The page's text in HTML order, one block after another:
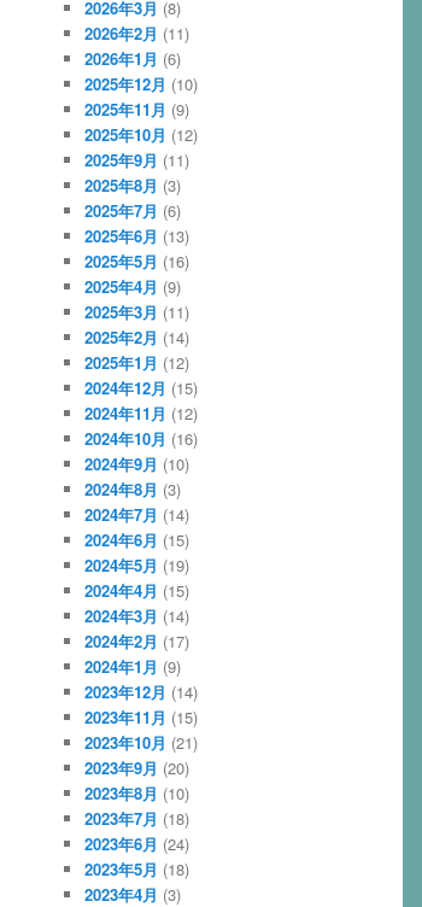
2026年3月 (8)
2026年2月 (11)
2026年1月 (6)
2025年12月 (10)
2025年11月 (9)
2025年10月 (12)
2025年9月 (11)
2025年8月 (3)
2025年7月 (6)
2025年6月 (13)
2025年5月 (16)
2025年4月 (9)
2025年3月 (11)
2025年2月 (14)
2025年1月 (12)
2024年12月 (15)
2024年11月 (12)
2024年10月 (16)
2024年9月 (10)
2024年8月 (3)
2024年7月 (14)
2024年6月 (15)
2024年5月 (19)
2024年4月 (15)
2024年3月 (14)
2024年2月 (17)
2024年1月 (9)
2023年12月 (14)
2023年11月 (15)
2023年10月 (21)
2023年9月 (20)
2023年8月 (10)
2023年7月 (18)
2023年6月 (24)
2023年5月 (18)
2023年4月 (3)